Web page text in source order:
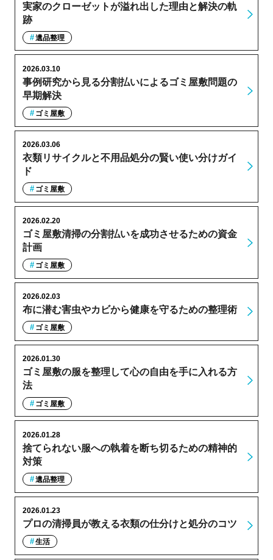
実家のクローゼットが溢れ出した理由と解決の軌
跡
遺品整理
事例研究から見る分割払いによるゴミ屋敷問題の
早期解決
2026.03.10
ゴミ屋敷
衣類リサイクルと不用品処分の賢い使い分けガイ
ド
2026.03.06
ゴミ屋敷
ゴミ屋敷清掃の分割払いを成功させるための資金
計画
2026.02.20
ゴミ屋敷
布に潜む害虫やカビから健康を守るための整理術
2026.02.03
ゴミ屋敷
ゴミ屋敷の服を整理して心の自由を手に入れる方
法
2026.01.30
ゴミ屋敷
捨てられない服への執着を断ち切るための精神的
対策
2026.01.28
遺品整理
プロの清掃員が教える衣類の仕分けと処分のコツ
2026.01.23
生活